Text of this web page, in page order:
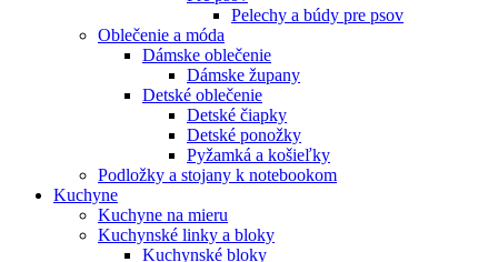
Pelechy a búdy pre psov
Oblečenie a móda
Dámske oblečenie
Dámske župany
Detské oblečenie
Detské čiapky
Detské ponožky
Pyžamká a košieľky
Podložky a stojany k notebookom
Kuchyne
Kuchyne na mieru
Kuchynské linky a bloky
Kuchynské bloky